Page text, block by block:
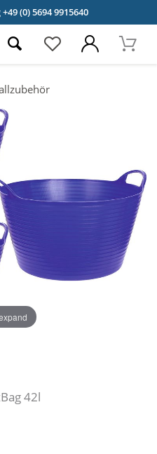
+49 (0) 5694 9915640
42l